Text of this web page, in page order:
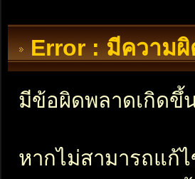
Error : มีความผิ
มีข้อผิดพลาดเกิดขึ้
หากไม่สามารถแก้